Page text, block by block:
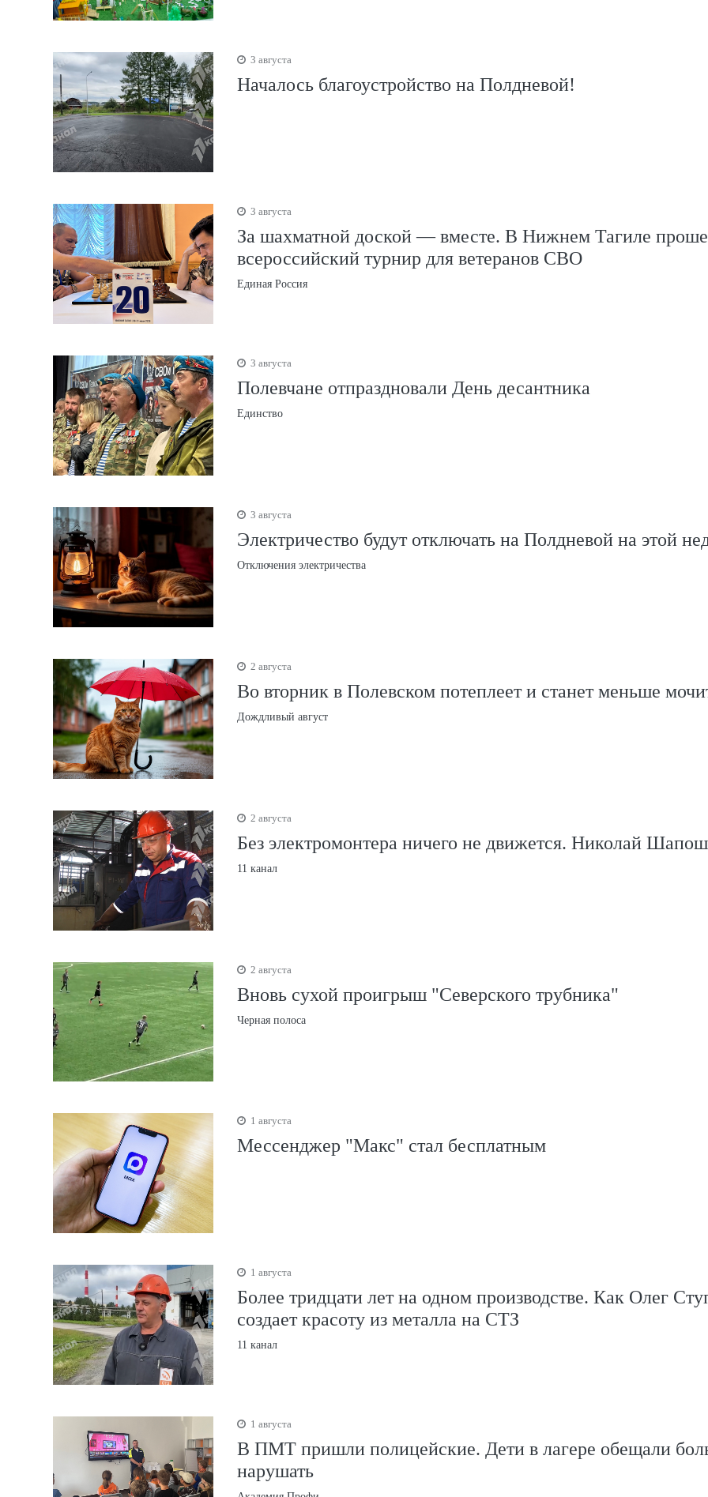
3 августа
Началось благоустройство на Полдневой!
3 августа
За шахматной доской — вместе. В Нижнем Тагиле
всероссийский турнир для ветеранов СВО
Единая Россия
3 августа
Полевчане отпраздновали День десантника
Единство
3 августа
Электричество будут отключать на Полдневой на этой
Отключения электричества
2 августа
Во вторник в Полевском потеплеет и станет меньше
Дождливый август
2 августа
Без электромонтера ничего не движется. Николай
11 канал
2 августа
Вновь сухой проигрыш "Северского трубника"
Черная полоса
1 августа
Мессенджер "Макс" стал бесплатным
1 августа
Более тридцати лет на одном производстве. Как Олег
создает красоту из металла на СТЗ
11 канал
1 августа
В ПМТ пришли полицейские. Дети в лагере обещали
нарушать